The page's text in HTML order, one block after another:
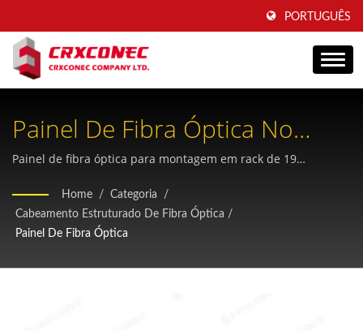
PORTUGUÊS
Painel De Fibra Óptica No
Formato LGX Com Cassete
Destacável E Soluções De
Placa Adaptadora.
Painel de fibra óptica para montagem em rack de 19
flexíveis de cabos em data centers e instalações de
telecomunicações, com tecnologia de gaveta deslizante e
proteção na porta frontal.
Home / Categoria
/
Cabeamento Estruturado De Fibra Óptica /
Painel De Fibra Óptica